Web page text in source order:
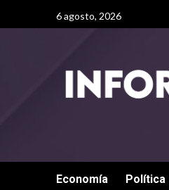
6 agosto, 2026
Economía Política